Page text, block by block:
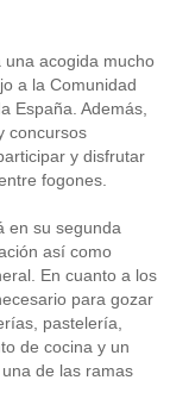
una acogida mucho
a la Comunidad
España. Además,
concursos
y disfrutar
fogones.
en su segunda
así como
En cuanto a los
para gozar
pastelería,
de cocina y un
de las ramas